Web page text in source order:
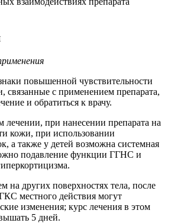
повышенной чувствительности
связанные с применением препарата,
и обратиться к врачу.
при нанесении препарата на
кожи, при использовании
а также у детей возможна системная
подавление функции ГГНС и
на других поверхностях тела, после
местного действия могут
изменения; курс лечения в этом
5 дней.